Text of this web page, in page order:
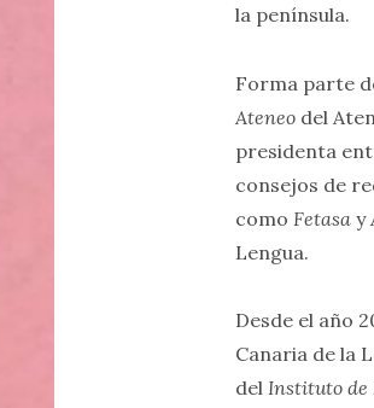
la península.
Forma parte
Ateneodel
presidenta
consejos de
como Fetasay
Lengua.
Desde el año
Canaria de la
del Instituto de